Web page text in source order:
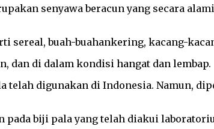
senyawa beracun yang secara
sereal, buah-buahankering, kacang-
dan di dalam kondisi hangat dan lembap.
digunakan di Indonesia. Namun,
biji pala yang telah diakui